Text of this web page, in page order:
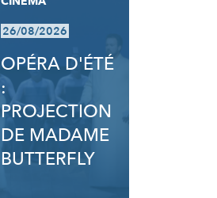
26/08/2026
OPÉRA D'ÉTÉ
:
PROJECTION
DE MADAME
BUTTERFLY